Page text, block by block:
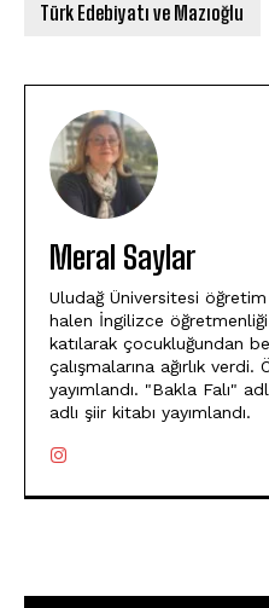
Türk Edebiyatı ve Mazıoğlu
Meral Saylar
Uludağ Üniversitesi
halen İngilizce
katılarak çocukluğundan
çalışmalarına ağırlık
yayımlandı. "Bakla Falı"
adlı şiir kitabı yayımlandı.